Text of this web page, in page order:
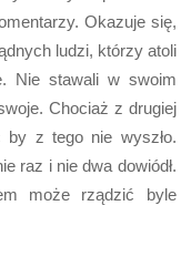
Okazuje się,
ludzi, którzy atoli
Nie stawali w swoim
Chociaż z drugiej
z tego nie wyszło.
raz i nie dwa dowiódł.
może rządzić byle